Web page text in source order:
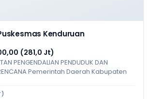
Kenduruan
(281,0 Jt)
PENGENDALIAN PENDUDUK DAN
Pemerintah Daerah Kabupaten